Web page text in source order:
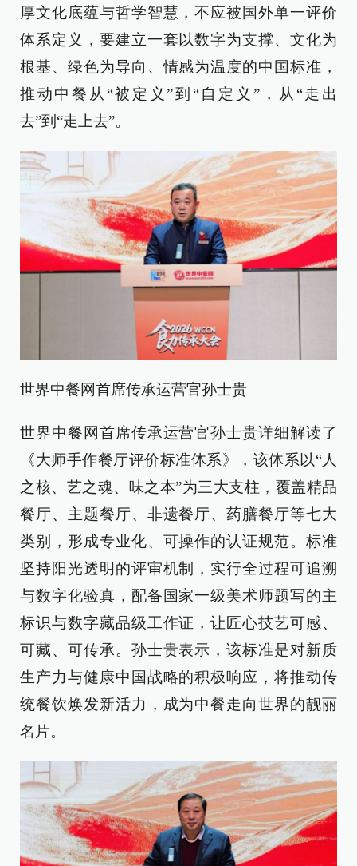
厚文化底蕴与哲学智慧，不应被国外单一评价
体系定义，要建立一套以数字为支撑、文化为
根基、绿色为导向、情感为温度的中国标准，
推动中餐从“被定义”到“自定义”，从“走出
去”到“走上去”。
世界中餐网首席传承运营官孙士贵
世界中餐网首席传承运营官孙士贵详细解读了
《大师手作餐厅评价标准体系》，该体系以“人
之核、艺之魂、味之本”为三大支柱，覆盖精品
餐厅、主题餐厅、非遗餐厅、药膳餐厅等七大
类别，形成专业化、可操作的认证规范。标准
坚持阳光透明的评审机制，实行全过程可追溯
与数字化验真，配备国家一级美术师题写的主
标识与数字藏品级工作证，让匠心技艺可感、
可藏、可传承。孙士贵表示，该标准是对新质
生产力与健康中国战略的积极响应，将推动传
统餐饮焕发新活力，成为中餐走向世界的靓丽
名片。